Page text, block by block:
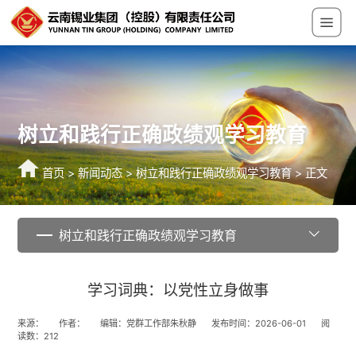
树立和践行正确政绩观学习教育
首页>新闻动态>树立和践行正确政绩观学习教育> 正文
树立和践行正确政绩观学习教育
学习词典：以党性立身做事
来源： 作者： 编辑：党群工作部朱秋静 发布时间：2026-06-01
阅
读数：212